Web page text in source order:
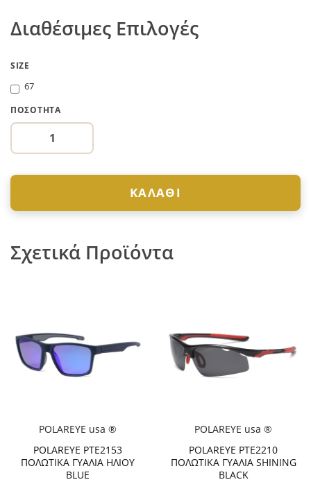
Διαθέσιμες Επιλογές
SIZE
67
ΠΟΣΌΤΗΤΑ
ΚΑΛΆΘΙ
Σχετικά Προϊόντα
POLAREYE usa ®
POLAREYE PTE2153
ΠΟΛΩΤΙΚΑ ΓΥΑΛΙΑ ΗΛΙΟΥ
BLUE
POLAREYE usa ®
POLAREYE PTE2210
ΠΟΛΩΤΙΚΑ ΓΥΑΛΙΑ SHINING
BLACK